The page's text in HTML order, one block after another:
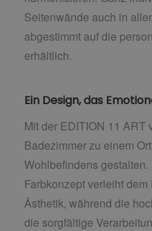
Seitenwände auch in
abgestimmt auf die
erhältlich.
Ein Design, das
Mit der EDITION 11 ART
Badezimmer zu einem
Wohlbefindens
Farbkonzept verleiht
Ästhetik, während die
die sorgfältige